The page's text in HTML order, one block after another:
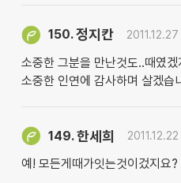
150.정지칸
소중한 그분을 만난것도..때였겠
소중한 인연에 감사하며 살겠습
149.한세희
예! 모든게때가잇는것이겄지요?